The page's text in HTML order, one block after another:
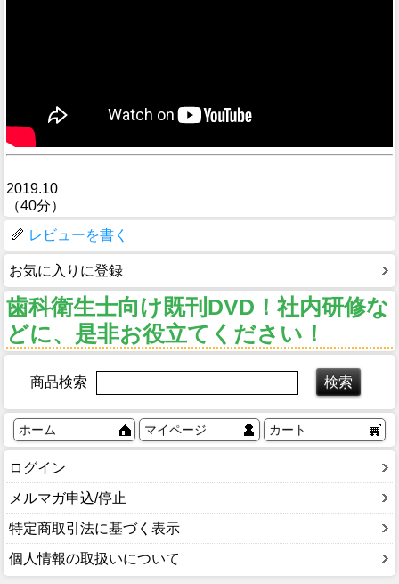
2019.10
（40分）
レビューを書く
お気に入りに登録
歯科衛生士向け既刊DVD！社内研修な
どに、是非お役立てください！
商品検索
ホーム マイページ カート
ログイン
メルマガ申込/停止
特定商取引法に基づく表示
個人情報の取扱いについて